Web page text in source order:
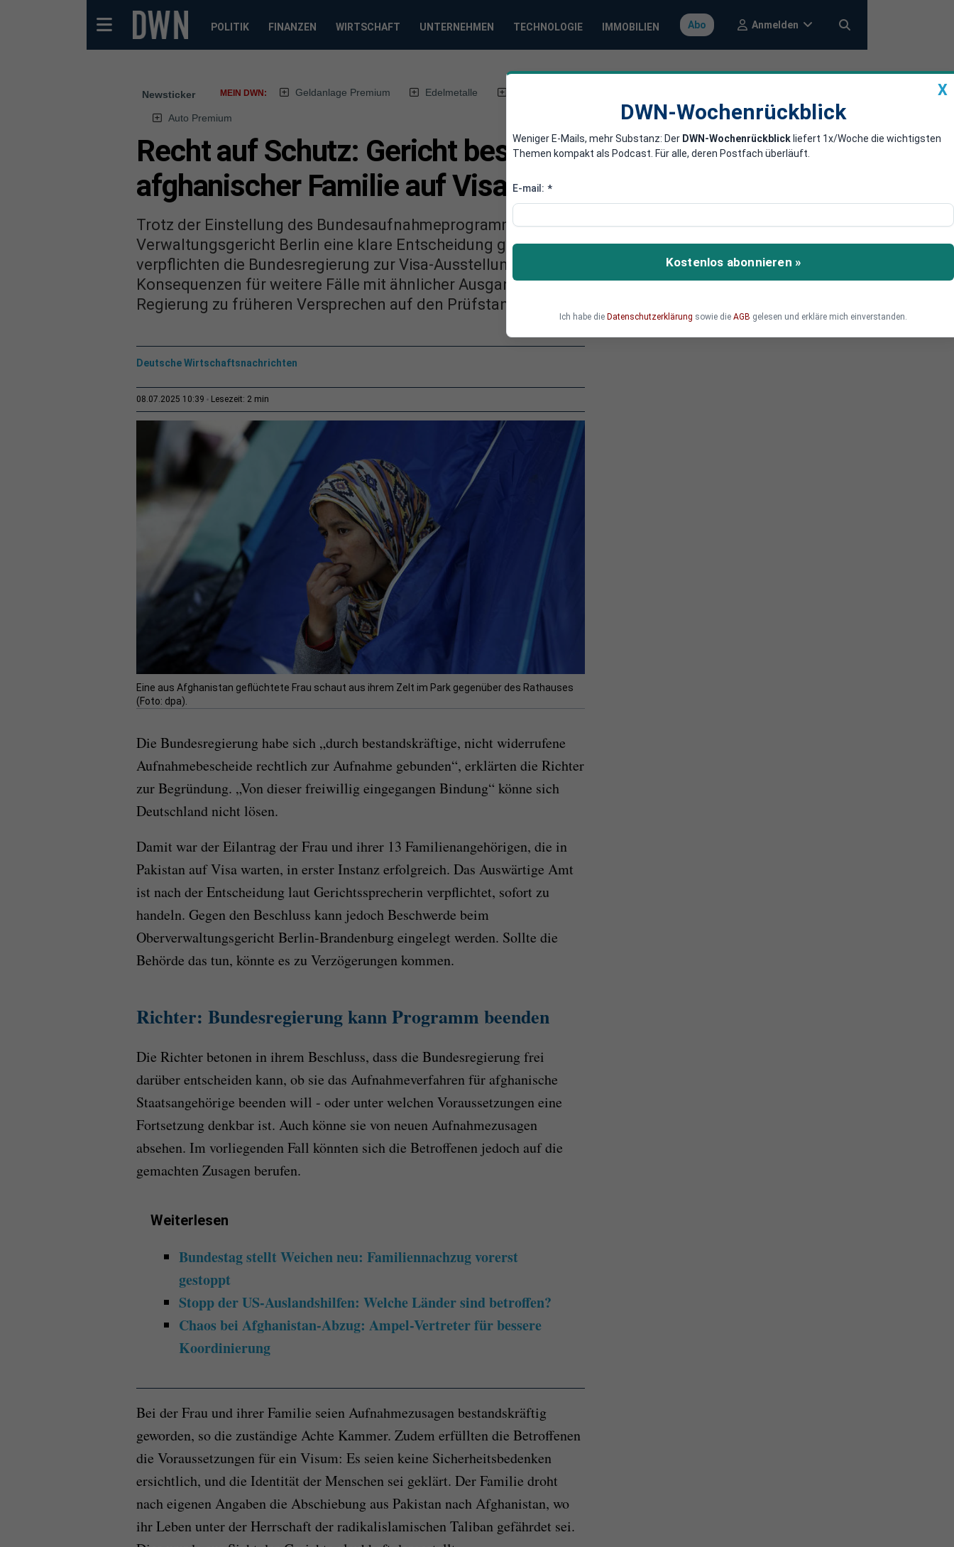
POLITIK FINANZEN WIRTSCHAFT UNTERNEHMEN TECHNOLOGIE IMMOBILIEN Abo Anmelden
Newsticker MEIN DWN: Geldanlage Premium Edelmetalle
Auto Premium
Recht auf Schutz: Gericht bestätigt Anspruch
afghanischer Familie auf Visa
Trotz der Einstellung des Bundesaufnahmeprogramms für gefährdete Afghanen hat das
Verwaltungsgericht Berlin eine klare Entscheidung getroffen: Bereits erteilte Aufnahmezusagen
verpflichten die Bundesregierung zur Visa-Ausstellung. Dieser Beschluss könnte weitreichende
Konsequenzen für weitere Fälle mit ähnlicher Ausgangslage haben – und stellt die Haltung der
Regierung zu früheren Versprechen auf den Prüfstand.
Deutsche Wirtschaftsnachrichten
08.07.2025 10:39 Lesezeit: 2 min
Eine aus Afghanistan geflüchtete Frau schaut aus ihrem Zelt im Park gegenüber des Rathauses
(Foto: dpa).
Die Bundesregierung habe sich „durch bestandskräftige, nicht widerrufene
Aufnahmebescheide rechtlich zur Aufnahme gebunden“, erklärten die Richter
zur Begründung. „Von dieser freiwillig eingegangen Bindung“ könne sich
Deutschland nicht lösen.
Damit war der Eilantrag der Frau und ihrer 13 Familienangehörigen, die in
Pakistan auf Visa warten, in erster Instanz erfolgreich. Das Auswärtige Amt
ist nach der Entscheidung laut Gerichtssprecherin verpflichtet, sofort zu
handeln. Gegen den Beschluss kann jedoch Beschwerde beim
Oberverwaltungsgericht Berlin-Brandenburg eingelegt werden. Sollte die
Behörde das tun, könnte es zu Verzögerungen kommen.
Richter: Bundesregierung kann Programm beenden
Die Richter betonen in ihrem Beschluss, dass die Bundesregierung frei
darüber entscheiden kann, ob sie das Aufnahmeverfahren für afghanische
Staatsangehörige beenden will - oder unter welchen Voraussetzungen eine
Fortsetzung denkbar ist. Auch könne sie von neuen Aufnahmezusagen
absehen. Im vorliegenden Fall könnten sich die Betroffenen jedoch auf die
gemachten Zusagen berufen.
Weiterlesen
Bundestag stellt Weichen neu: Familiennachzug vorerst
gestoppt
Stopp der US-Auslandshilfen: Welche Länder sind betroffen?
Chaos bei Afghanistan-Abzug: Ampel-Vertreter für bessere
Koordinierung
Bei der Frau und ihrer Familie seien Aufnahmezusagen bestandskräftig
geworden, so die zuständige Achte Kammer. Zudem erfüllten die Betroffenen
die Voraussetzungen für ein Visum: Es seien keine Sicherheitsbedenken
ersichtlich, und die Identität der Menschen sei geklärt. Der Familie droht
nach eigenen Angaben die Abschiebung aus Pakistan nach Afghanistan, wo
ihr Leben unter der Herrschaft der radikalislamischen Taliban gefährdet sei.
X
DWN-Wochenrückblick
Weniger E-Mails, mehr Substanz: Der DWN-Wochenrückblick liefert 1x/Woche die wichtigsten
Themen kompakt als Podcast. Für alle, deren Postfach überläuft.
E-mail: *
Kostenlos abonnieren »
Ich habe die Datenschutzerklärung sowie die AGB gelesen und erkläre mich einverstanden.